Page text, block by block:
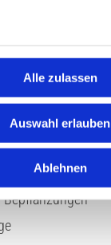
Alle zulassen
Auswahl erlauben
Ablehnen
Bepflanzungen